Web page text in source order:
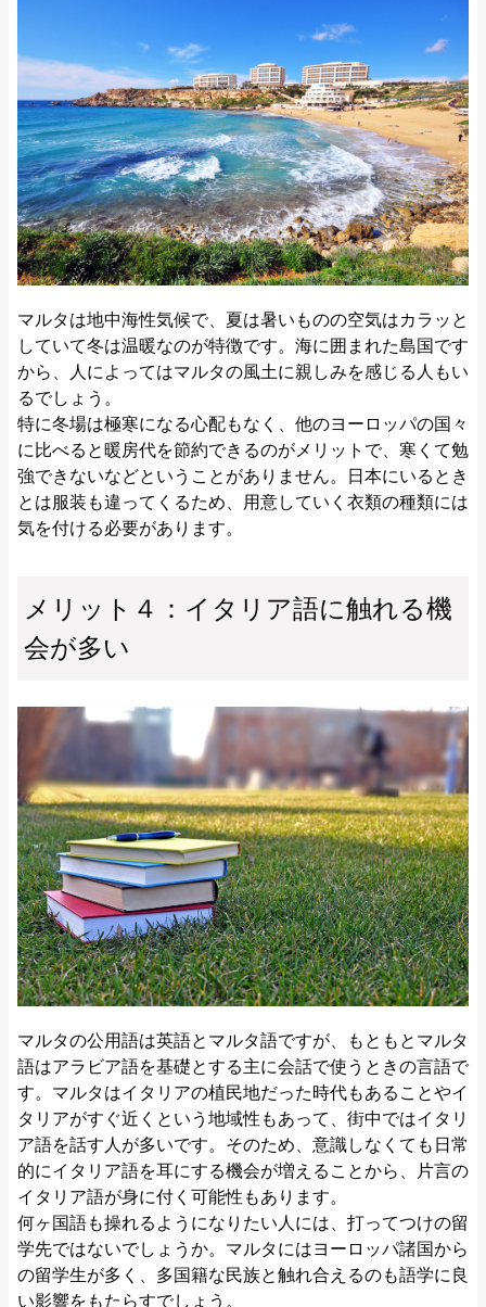
マルタは地中海性気候で、夏は暑いものの空気はカラッと
していて冬は温暖なのが特徴です。海に囲まれた島国です
から、人によってはマルタの風土に親しみを感じる人もい
るでしょう。
特に冬場は極寒になる心配もなく、他のヨーロッパの国々
に比べると暖房代を節約できるのがメリットで、寒くて勉
強できないなどということがありません。日本にいるとき
とは服装も違ってくるため、用意していく衣類の種類には
気を付ける必要があります。
メリット４：イタリア語に触れる機
会が多い
マルタの公用語は英語とマルタ語ですが、もともとマルタ
語はアラビア語を基礎とする主に会話で使うときの言語で
す。マルタはイタリアの植民地だった時代もあることやイ
タリアがすぐ近くという地域性もあって、街中ではイタリ
ア語を話す人が多いです。そのため、意識しなくても日常
的にイタリア語を耳にする機会が増えることから、片言の
イタリア語が身に付く可能性もあります。
何ヶ国語も操れるようになりたい人には、打ってつけの留
学先ではないでしょうか。マルタにはヨーロッパ諸国から
の留学生が多く、多国籍な民族と触れ合えるのも語学に良
い影響をもたらすでしょう。